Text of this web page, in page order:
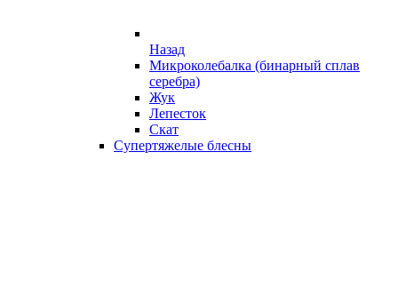
Назад
Микроколебалка (бинарный сплав
серебра)
Жук
Лепесток
Скат
Супертяжелые блесны